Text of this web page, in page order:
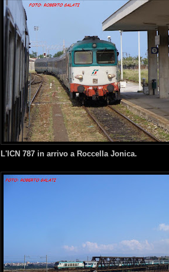
L'ICN 787 in arrivo a Roccella Jonica.